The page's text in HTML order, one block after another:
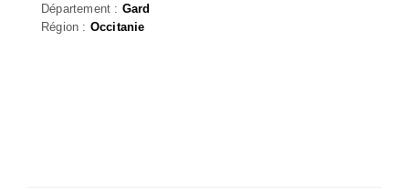
Département : Gard
Région : Occitanie